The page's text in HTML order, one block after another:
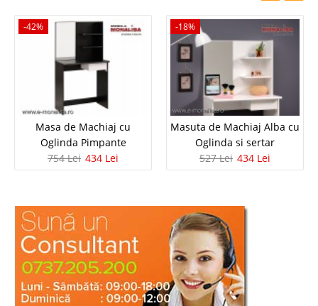
-42%
Masa de Machiaj cu
Oglinda Pimpante
754 Lei 434 Lei
-18%
Masuta de Machiaj Alba cu
Oglinda si sertar
527 Lei 434 Lei